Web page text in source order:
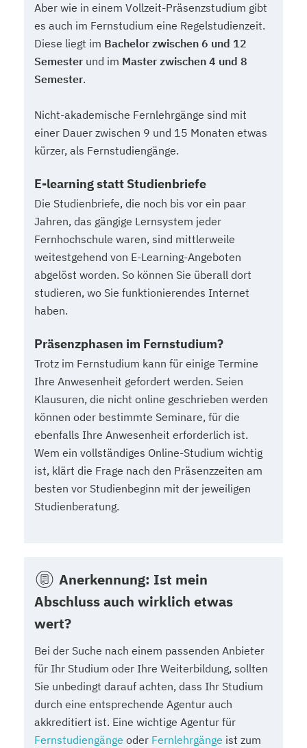
Aber wie in einem Vollzeit-Präsenzstudium gibt
es auch im Fernstudium eine Regelstudienzeit.
Diese liegt im Bachelor zwischen 6 und 12
Semester und im Master zwischen 4 und 8
Semester.
Nicht-akademische Fernlehrgänge sind mit
einer Dauer zwischen 9 und 15 Monaten etwas
kürzer, als Fernstudiengänge.
E-learning statt Studienbriefe
Die Studienbriefe, die noch bis vor ein paar
Jahren, das gängige Lernsystem jeder
Fernhochschule waren, sind mittlerweile
weitestgehend von E-Learning-Angeboten
abgelöst worden. So können Sie überall dort
studieren, wo Sie funktionierendes Internet
haben.
Präsenzphasen im Fernstudium?
Trotz im Fernstudium kann für einige Termine
Ihre Anwesenheit gefordert werden. Seien
Klausuren, die nicht online geschrieben werden
können oder bestimmte Seminare, für die
ebenfalls Ihre Anwesenheit erforderlich ist.
Wem ein vollständiges Online-Studium wichtig
ist, klärt die Frage nach den Präsenzzeiten am
besten vor Studienbeginn mit der jeweiligen
Studienberatung.
Anerkennung: Ist mein
Abschluss auch wirklich etwas
wert?
Bei der Suche nach einem passenden Anbieter
für Ihr Studium oder Ihre Weiterbildung, sollten
Sie unbedingt darauf achten, dass Ihr Studium
durch eine entsprechende Agentur auch
akkreditiert ist. Eine wichtige Agentur für
Fernstudiengänge oder Fernlehrgänge ist zum